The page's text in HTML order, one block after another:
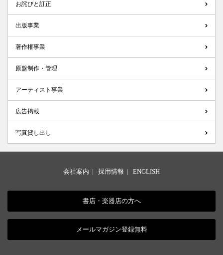
お詫びと訂正
出版事業
著作権事業
原盤制作・管理
アーティスト事業
広告掲載
写真貸し出し
会社案内 | 採用情報 | ENGLISH
書店・楽器店の方へ
メールマガジン登録無料